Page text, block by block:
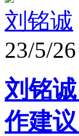
刘铭诚
23/5/26
刘铭
作建议